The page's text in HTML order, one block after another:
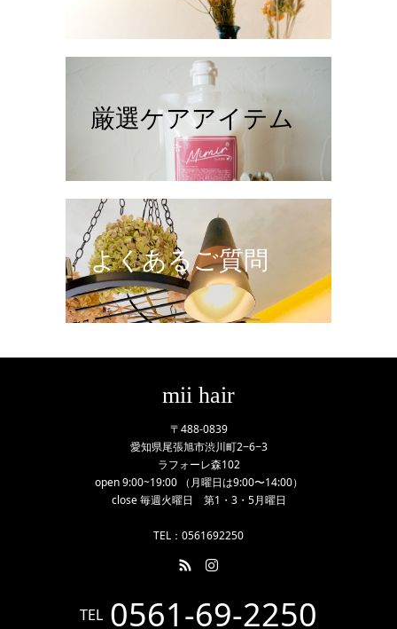
厳選ケアアイテム
よくあるご質問
mii hair
〒488-0839
愛知県尾張旭市渋川町2−6−3
ラフォーレ森102
open 9:00~19:00 （月曜日は9:00〜14:00）
close 毎週火曜日 第1・3・5月曜日
TEL：0561692250
TEL 0561-69-2250